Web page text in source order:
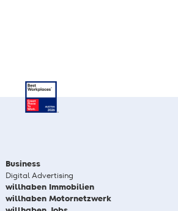
Business
Digital Advertising
willhaben Immobilien
willhaben Motornetzwerk